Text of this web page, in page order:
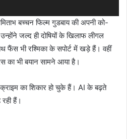
बच्चन फिल्म गुडबाय की अपनी को-
जल्द ही दोषियों के खिलाफ लीगल
फैंस भी रश्मिका के सपोर्ट में खड़े हैं। वहीं
का भी बयान सामने आया है।
का शिकार हो चुके हैं। AI के बढ़ते
हैं।